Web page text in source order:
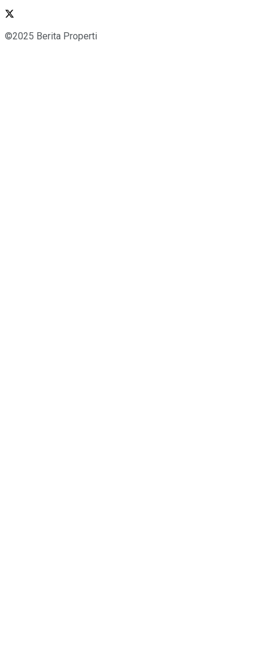
©2025 Berita Properti